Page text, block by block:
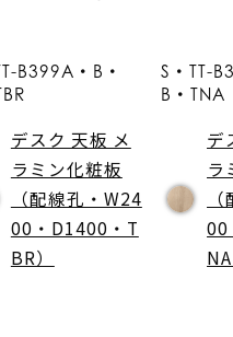
B399A・B・
デスク 天板 メ
ラミン化粧板
（配線孔・W24
00・D1400・T
BR）
S・TT-
B・TNA
デ
ラ
00